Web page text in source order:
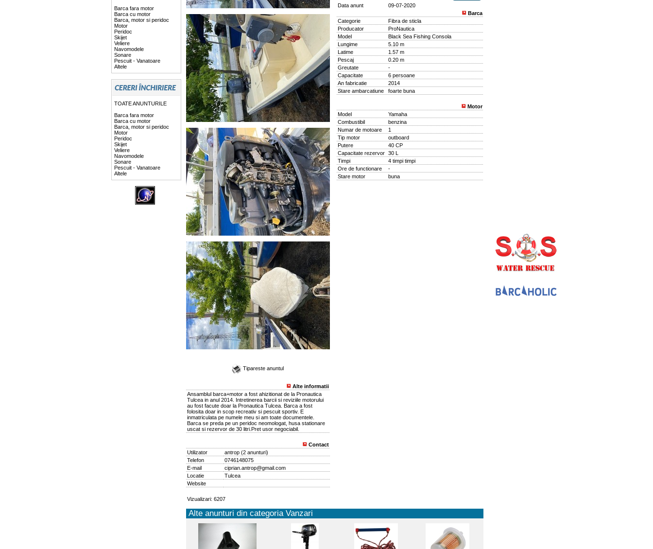
Barca fara motor
Barca cu motor
Barca, motor si peridoc
Motor
Peridoc
Skijet
Veliere
Navomodele
Sonare
Pescuit - Vanatoare
Altele
TOATE ANUNTURILE
Barca fara motor
Barca cu motor
Barca, motor si peridoc
Motor
Peridoc
Skijet
Veliere
Navomodele
Sonare
Pescuit - Vanatoare
Altele
Tipareste anuntul
Alte informatii
Ansamblul barca+motor a fost ahizitionat de la Pronautica
Tulcea in anul 2014. Intretinerea barcii si reviziile motorului
au fost facute doar la Pronautica Tulcea. Barca a fost
folosita doar in scop recreativ si pescuit sportiv. E
inmatriculata pe numele meu si am toate documentele.
Barca se preda pe un peridoc neomologat, husa stationare
uscat si rezervor de 30 litri.Pret usor negociabil.
Contact
Utilizator
antrop(2 anunturi)
Telefon
0746148075
E-mail
ciprian.antrop@gmail.com
Locatie
Tulcea
Website
Vizualizari: 6207
Data anunt
09-07-2020
Barca
Categorie
Fibra de sticla
Producator
ProNautica
Model
Black Sea Fishing Consola
Lungime
5.10 m
Latime
1.57 m
Pescaj
0.20 m
Greutate
-
Capacitate
6 persoane
An fabricatie
2014
Stare ambarcatiune
foarte buna
Motor
Model
Yamaha
Combustibil
benzina
Numar de motoare
1
Tip motor
outboard
Putere
40 CP
Capacitate rezervor
30 L
Timpi
4 timpi timpi
Ore de functionare
-
Stare motor
buna
Alte anunturi din categoria Vanzari